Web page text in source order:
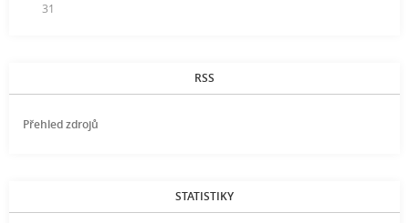
31
RSS
Přehled zdrojů
STATISTIKY